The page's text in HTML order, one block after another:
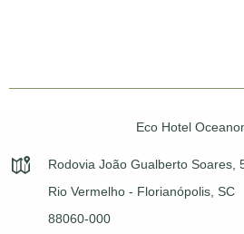
Eco Hotel
Rodovia João Gualberto Soares,
Rio Vermelho - Florianópolis, SC
88060-000